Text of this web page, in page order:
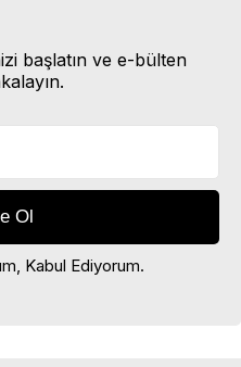
başlatın ve e-bülten
Kabul Ediyorum.